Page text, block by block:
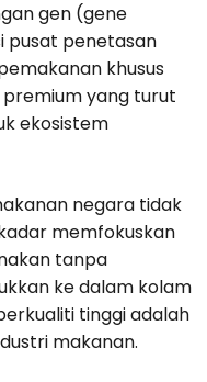
gen (gene
pusat penetasan
khusus
yang turut
ekosistem
negara tidak
memfokuskan
tanpa
ke dalam kolam
tinggi adalah
makanan.